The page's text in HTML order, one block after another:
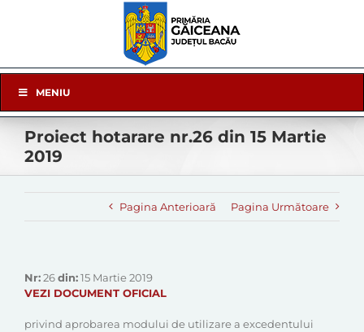
Navigation
MENIU
Proiect hotarare nr.26 din 15 Martie
2019
Pagina Anterioară Pagina Următoare
Nr:26din:15 Martie 2019
VEZI DOCUMENT OFICIAL
privind aprobarea modului de utilizare a excedentului